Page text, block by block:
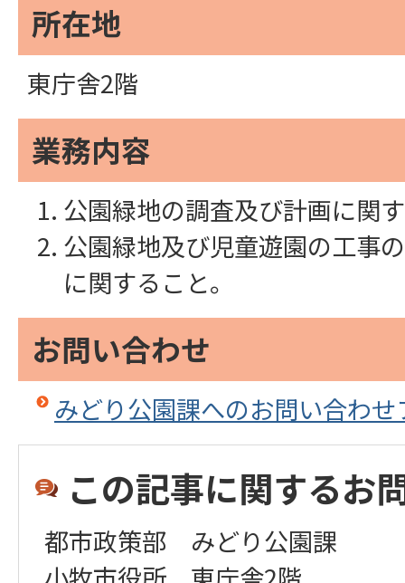
所在地
東庁舎2階
業務内容
公園緑地の調査及び計画に関
公園緑地及び児童遊園の工事
に関すること。
お問い合わせ
みどり公園課へのお問い合わせ
この記事に関するお
都市政策部 みどり公園課